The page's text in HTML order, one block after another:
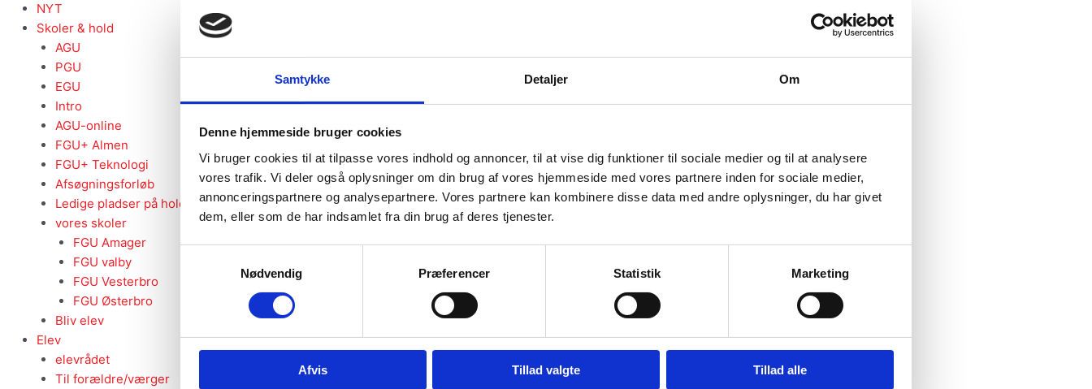
Samtykke Detaljer Om
Denne hjemmeside bruger cookies
Vi bruger cookies til at tilpasse vores indhold og annoncer, til at vise dig funktioner til sociale medier og til at analysere
vores trafik. Vi deler også oplysninger om din brug af vores hjemmeside med vores partnere inden for sociale medier,
annonceringspartnere og analysepartnere. Vores partnere kan kombinere disse data med andre oplysninger, du har givet
dem, eller som de har indsamlet fra din brug af deres tjenester.
Nødvendig
Præferencer Statistik Marketing
Afvis Tillad valgte Tillad alle
NYT
Skoler & hold
AGU
PGU
EGU
Intro
AGU-online
FGU+ Almen
FGU+ Teknologi
Afsøgningsforløb
Ledige pladser på hold
vores skoler
FGU Amager
FGU valby
FGU Vesterbro
FGU Østerbro
Bliv elev
Elev
elevrådet
Til forældre/værger